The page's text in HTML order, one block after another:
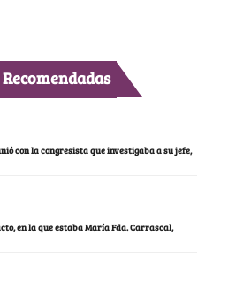
con la congresista que investigaba a su jefe,
en la que estaba María Fda. Carrascal,